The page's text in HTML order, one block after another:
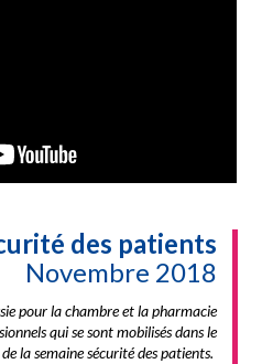
des patients
Novembre 2018
pour la chambre et la pharmacie
qui se sont mobilisés dans le
la semaine sécurité des patients.